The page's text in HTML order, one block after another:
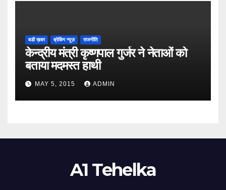
बडी ख़बर ब्रेकिंग न्यूज़ राजनीति
केन्द्रीय मंत्री कृष्णपाल गुर्जर ने नेताओं को
बताया मदमस्त हाथी
MAY 5, 2015 ADMIN
A1 Tehelka